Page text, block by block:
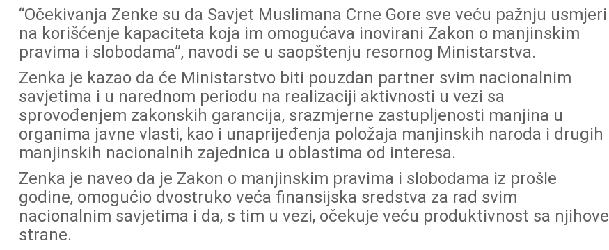
“Očekivanja Zenke su da Savjet Muslimana Crne Gore sve veću pažnju usmjeri
na korišćenje kapaciteta koja im omogućava inovirani Zakon o manjinskim
pravima i slobodama”, navodi se u saopštenju resornog Ministarstva.
Zenka je kazao da će Ministarstvo biti pouzdan partner svim nacionalnim
savjetima i u narednom periodu na realizaciji aktivnosti u vezi sa
sprovođenjem zakonskih garancija, srazmjerne zastupljenosti manjina u
organima javne vlasti, kao i unaprijeđenja položaja manjinskih naroda i drugih
manjinskih nacionalnih zajednica u oblastima od interesa.
Zenka je naveo da je Zakon o manjinskim pravima i slobodama iz prošle
godine, omogućio dvostruko veća finansijska sredstva za rad svim
nacionalnim savjetima i da, s tim u vezi, očekuje veću produktivnost sa njihove
strane.